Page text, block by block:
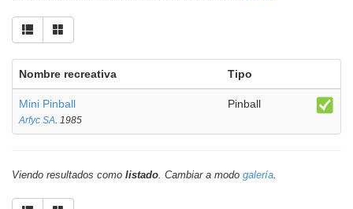
Nombre recreativa Tipo
Mini Pinball
Arfyc SA. 1985
Pinball
Viendo resultados como listado. Cambiar a modo galería.